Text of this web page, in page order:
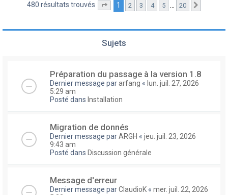
480 résultats trouvés Page sur20
1 2 3 4 5 … 20
Sujets
Préparation du passage à la version 1.8
Dernier message pararfang « lun. juil. 27, 2026
5:29 am
Posté dans Installation
Migration de donnés
Dernier message parARGH « jeu. juil. 23, 2026
9:43 am
Posté dans Discussion générale
Message d'erreur
Dernier message parClaudioK « mer. juil. 22, 2026